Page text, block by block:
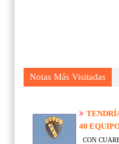
Notas Más Visitadas
40
CON